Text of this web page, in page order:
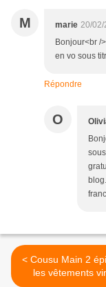
M marie 20/02/
Bonjour<br /
en vo sous
Répondre
O
< Cousu Main 2 épisode 7:
les vêtements